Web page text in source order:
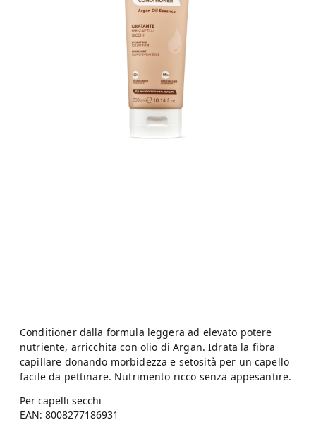
Conditioner dalla formula leggera ad elevato potere
nutriente, arricchita con olio di Argan. Idrata la fibra
capillare donando morbidezza e setosità per un capello
facile da pettinare. Nutrimento ricco senza appesantire.
Per capelli secchi
EAN: 8008277186931